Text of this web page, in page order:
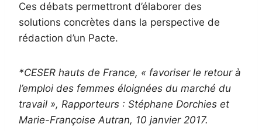
Ces débats permettront d’élaborer des
solutions concrètes dans la perspective de
rédaction d’un Pacte.
*CESER hauts de France, « favoriser le retour à
l’emploi des femmes éloignées du marché du
travail », Rapporteurs : Stéphane Dorchies et
Marie-Françoise Autran, 10 janvier 2017.